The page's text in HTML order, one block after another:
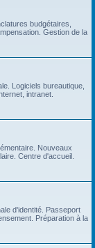
budgétaires,
Gestion de la
Logiciels bureautique,
intranet.
Nouveaux
Centre d'accueil.
d'identité. Passeport
Préparation à la